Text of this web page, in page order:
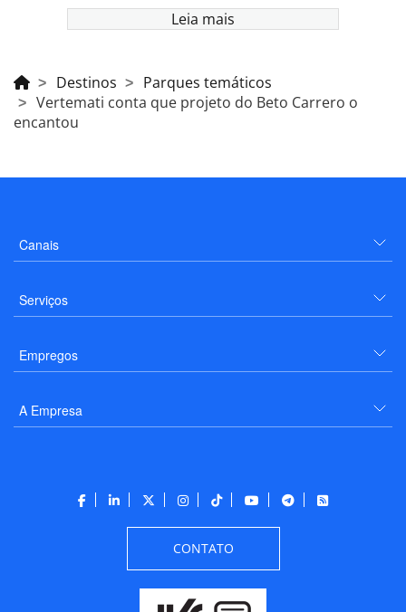
Leia mais
Destinos
Parques temáticos
Vertemati conta que projeto do Beto Carrero o
encantou
Canais
Serviços
Empregos
A Empresa
CONTATO